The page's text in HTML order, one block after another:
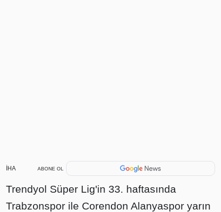
İHA ABONE OL
Trendyol Süper Lig'in 33. haftasında
Trabzonspor ile Corendon Alanyaspor yarın